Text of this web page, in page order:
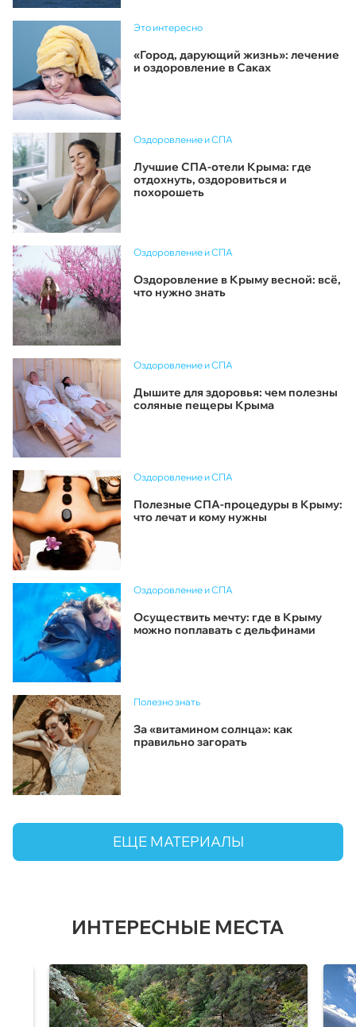
Это интересно
«Город, дарующий жизнь»: лечение
и оздоровление в Саках
Оздоровление и СПА
Лучшие СПА-отели Крыма: где
отдохнуть, оздоровиться и
похорошеть
Оздоровление и СПА
Оздоровление в Крыму весной: всё,
что нужно знать
Оздоровление и СПА
Дышите для здоровья: чем полезны
соляные пещеры Крыма
Оздоровление и СПА
Полезные СПА-процедуры в Крыму:
что лечат и кому нужны
Оздоровление и СПА
Осуществить мечту: где в Крыму
можно поплавать с дельфинами
Полезно знать
За «витамином солнца»: как
правильно загорать
ЕЩЕ МАТЕРИАЛЫ
ИНТЕРЕСНЫЕ МЕСТА